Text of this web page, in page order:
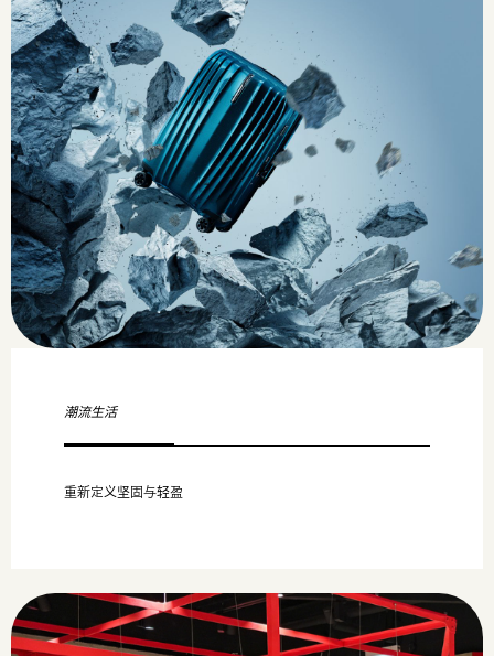
潮流生活
重新定义坚固与轻盈